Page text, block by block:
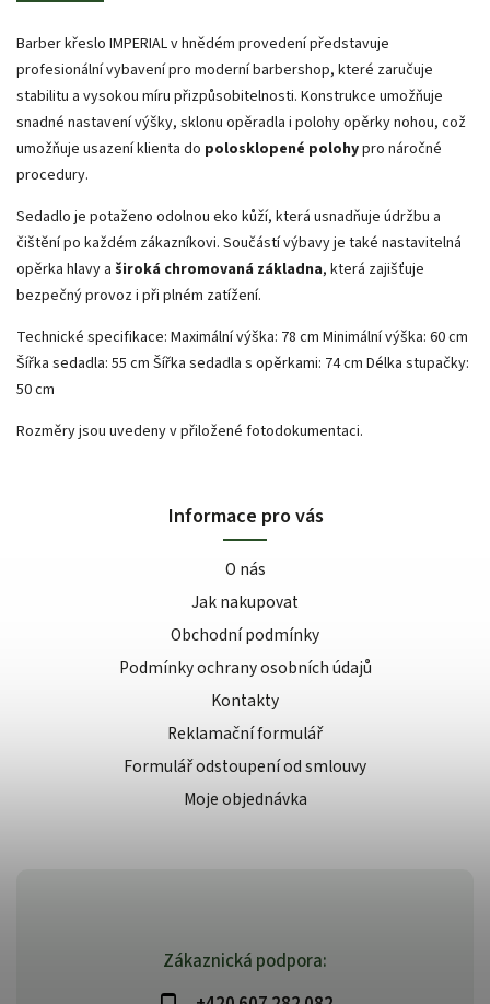
Barber křeslo IMPERIAL v hnědém provedení představuje
profesionální vybavení pro moderní barbershop, které zaručuje
stabilitu a vysokou míru přizpůsobitelnosti. Konstrukce umožňuje
snadné nastavení výšky, sklonu opěradla i polohy opěrky nohou, což
umožňuje usazení klienta do polosklopené polohypro náročné
procedury.
Sedadlo je potaženo odolnou eko kůží, která usnadňuje údržbu a
čištění po každém zákazníkovi. Součástí výbavy je také nastavitelná
opěrka hlavy a široká chromovaná základna, která zajišťuje
bezpečný provoz i při plném zatížení.
Technické specifikace: Maximální výška: 78 cm Minimální výška: 60 cm
Šířka sedadla: 55 cm Šířka sedadla s opěrkami: 74 cm Délka stupačky:
50 cm
Rozměry jsou uvedeny v přiložené fotodokumentaci.
Zákaznická podpora:
Informace pro vás
O nás
Jak nakupovat
Obchodní podmínky
Podmínky ochrany osobních údajů
Kontakty
Reklamační formulář
Formulář odstoupení od smlouvy
Moje objednávka